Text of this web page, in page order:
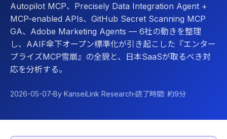
Autopilot MCP、Precisely Data Integration Agent +
MCP-enabled APIs、GitHub Secret Scanning MCP
GA、Adobe Marketing Agents — 6社の動きを整理
し、AAIF傘下オープン標準化が引き起こした『エンター
プライズMCP雪崩』の全貌と、日本SaaSが取るべき対
応を分析する。
2026-05-07 By KanseiLink Research 読了時間: 約9分